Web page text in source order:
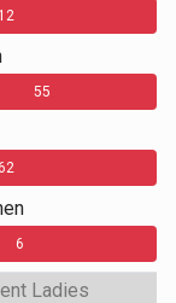
12
55
62
6
Ladies